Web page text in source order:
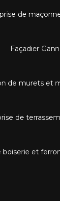
de
Façadier
de murets et
de
boiserie et